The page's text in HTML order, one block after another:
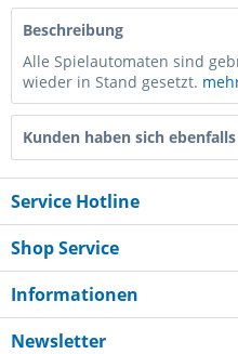
Beschreibung
Alle Spielautomaten sind
wieder in Stand gesetzt.
Kunden haben sich
Service Hotline
Shop Service
Informationen
Newsletter